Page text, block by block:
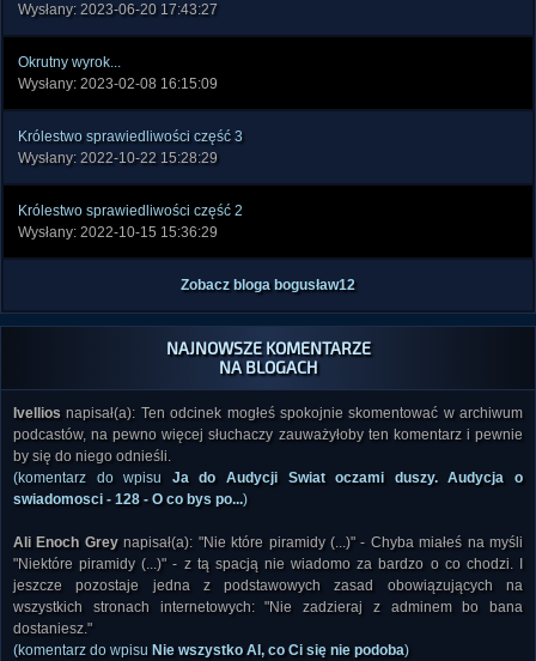
Wysłany: 2023-06-20 17:43:27
Okrutny wyrok...
Wysłany: 2023-02-08 16:15:09
Królestwo sprawiedliwości część 3
Wysłany: 2022-10-22 15:28:29
Królestwo sprawiedliwości część 2
Wysłany: 2022-10-15 15:36:29
Zobacz bloga bogusław12
NAJNOWSZE KOMENTARZE
NA BLOGACH
Ivellios napisał(a): Ten odcinek mogłeś spokojnie skomentować w archiwum
podcastów, na pewno więcej słuchaczy zauważyłoby ten komentarz i pewnie
by się do niego odnieśli.
(komentarz do wpisu Ja do Audycji Swiat oczami duszy. Audycja o
swiadomosci - 128 - O co bys po...)
Ali Enoch Greynapisał(a): "Nie które piramidy (...)" - Chyba miałeś na myśli
"Niektóre piramidy (...)" - z tą spacją nie wiadomo za bardzo o co chodzi. I
jeszcze pozostaje jedna z podstawowych zasad obowiązujących na
wszystkich stronach internetowych: "Nie zadzieraj z adminem bo bana
dostaniesz."
(komentarz do wpisu Nie wszystko AI, co Ci się nie podoba)